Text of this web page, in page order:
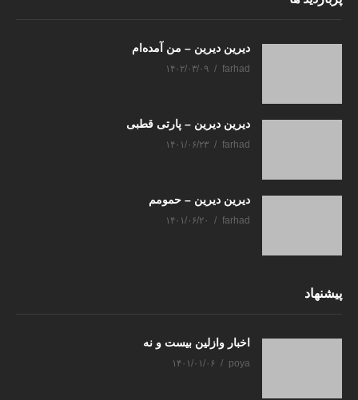
دیرین دیرین – من آمده‌ام
farhad ۱۴۰۲/۰۳/۰۹
دیرین دیرین – پارتی قطبی
farhad ۱۴۰۱/۰۶/۲۳
دیرین دیرین – حمومم
farhad ۱۴۰۱/۰۶/۲۰
پیشنهاد
اخبار وازلین بیست و نه
poya ۱۴۰۱/۰۱/۰۶